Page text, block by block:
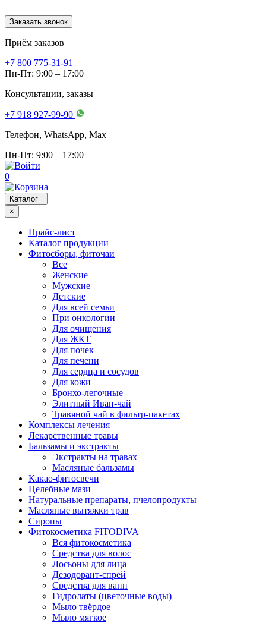
Заказать звонок
Приём заказов
+7 800 775-31-91
Пн-Пт: 9:00 – 17:00
Консультации, заказы
+7 918 927-99-90
Телефон, WhatsApp, Мах
Пн-Пт: 9:00 – 17:00
0
Каталог
×
Прайс-лист
Каталог продукции
Фитосборы, фиточаи
Все
Женские
Мужские
Детские
Для всей семьи
При онкологии
Для очищения
Для ЖКТ
Для почек
Для печени
Для сердца и сосудов
Для кожи
Бронхо-легочные
Элитный Иван-чай
Травяной чай в фильтр-пакетах
Комплексы лечения
Лекарственные травы
Бальзамы и экстракты
Экстракты на травах
Масляные бальзамы
Какао-фитосвечи
Целебные мази
Натуральные препараты, пчелопродукты
Масляные вытяжки трав
Сиропы
Фитокосметика FITODIVA
Вся фитокосметика
Средства для волос
Лосьоны для лица
Дезодорант-спрей
Средства для ванн
Гидролаты (цветочные воды)
Мыло твёрдое
Мыло мягкое